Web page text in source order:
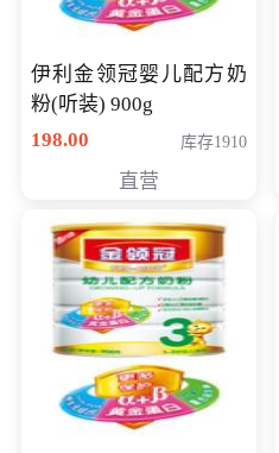
伊利金领冠婴儿配方奶
粉(听装) 900g
198.00
库存1910
直营